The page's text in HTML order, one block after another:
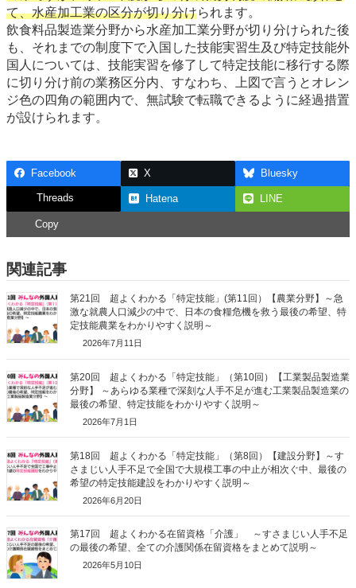
て、水産加工業の区分が切り分けられます。
飲食料品製造業分野から水産加工業分野が切り分けられた後
も、それまでの制度下で入国した技能実習生及び特定技能外
国人については、技能実習を修了して特定技能に移行する際
に切り分け前の業務区分内、すなわち、上図で言うとオレン
ジ色の四角の範囲内で、無試験で転職できるように経過措置
が設けられます。
Facebook X Bluesky
Threads Hatena LINE
Copy
関連記事
第21回 超よくわかる「特定技能」(第11回）【農業分野】～急
激な就農人口減少の中で、日本の食糧危機を救う最後の希望、特
定技能農業をわかりやすく説明～
2026年7月11日
第20回 超よくわかる「特定技能」（第10回）【工業製品製造業
分野】 ～あらゆる業種で深刻な人手不足が進む工業製品製造業の
最後の希望、特定技能をわかりやすく説明～
2026年7月1日
第18回 超よくわかる「特定技能」（第8回）【建設分野】～す
さまじい人手不足で全国で大規模工事の中止が相次ぐ中、最後の
希望の特定技能建設をわかりやすく説明～
2026年6月20日
第17回 超よくわかる在留資格「介護」 ～すさまじい人手不足
の最後の希望、全ての介護関係在留資格をまとめて説明～
2026年5月10日